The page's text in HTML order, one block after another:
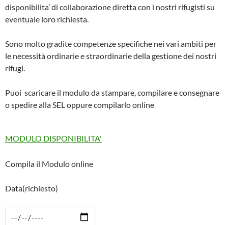
disponibilita’ di collaborazione diretta con i nostri rifugisti su
eventuale loro richiesta.
Sono molto gradite competenze specifiche nei vari ambiti per
le necessità ordinarie e straordinarie della gestione dei nostri
rifugi.
Puoi scaricare il modulo da stampare, compilare e consegnare
o spedire alla SEL oppure compilarlo online
MODULO DISPONIBILITA'
Compila il Modulo online
Data(richiesto)